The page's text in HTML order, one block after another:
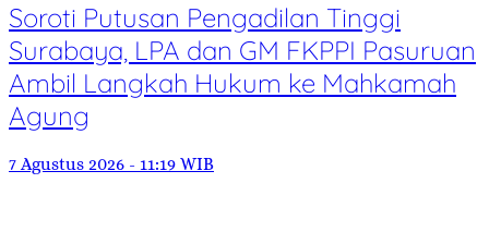
Soroti Putusan Pengadilan Tinggi
Surabaya, LPA dan GM FKPPI Pasuruan
Ambil Langkah Hukum ke Mahkamah
Agung
7 Agustus 2026 - 11:19 WIB